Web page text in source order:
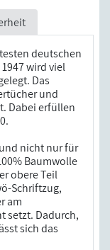
deutschen
wird viel
Das
und
Dabei erfüllen
nicht nur für
Baumwolle
obere Teil
Schriftzug,
am
setzt. Dadurch,
sich das